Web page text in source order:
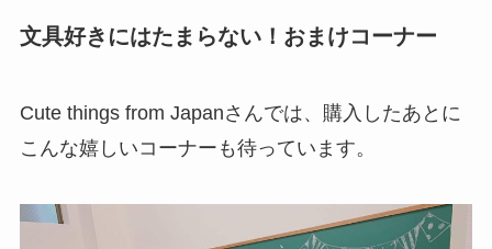
文具好きにはたまらない！おまけコーナー
Cute things from Japanさんでは、購入したあとに
こんな嬉しいコーナーも待っています。